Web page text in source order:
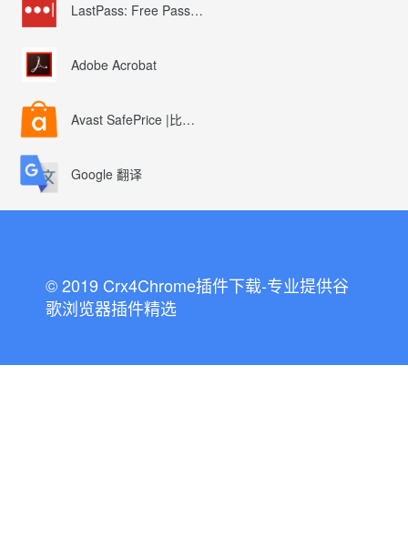
LastPass: Free Password Manager
Adobe Acrobat
Avast SafePrice |比较、交易、优惠券
Google 翻译
© 2019 Crx4Chrome插件下载-专业提供谷
歌浏览器插件精选